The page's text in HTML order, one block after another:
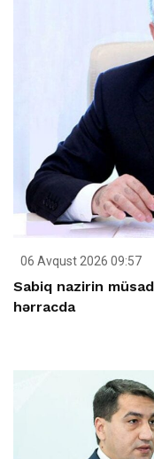
06 Avqust 2026 09:57
Sabiq nazirin
hərracda